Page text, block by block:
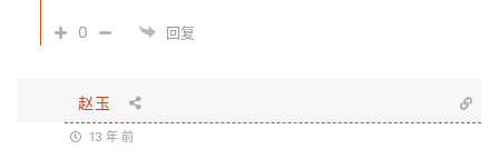
0 回复
赵玉
13 年 前